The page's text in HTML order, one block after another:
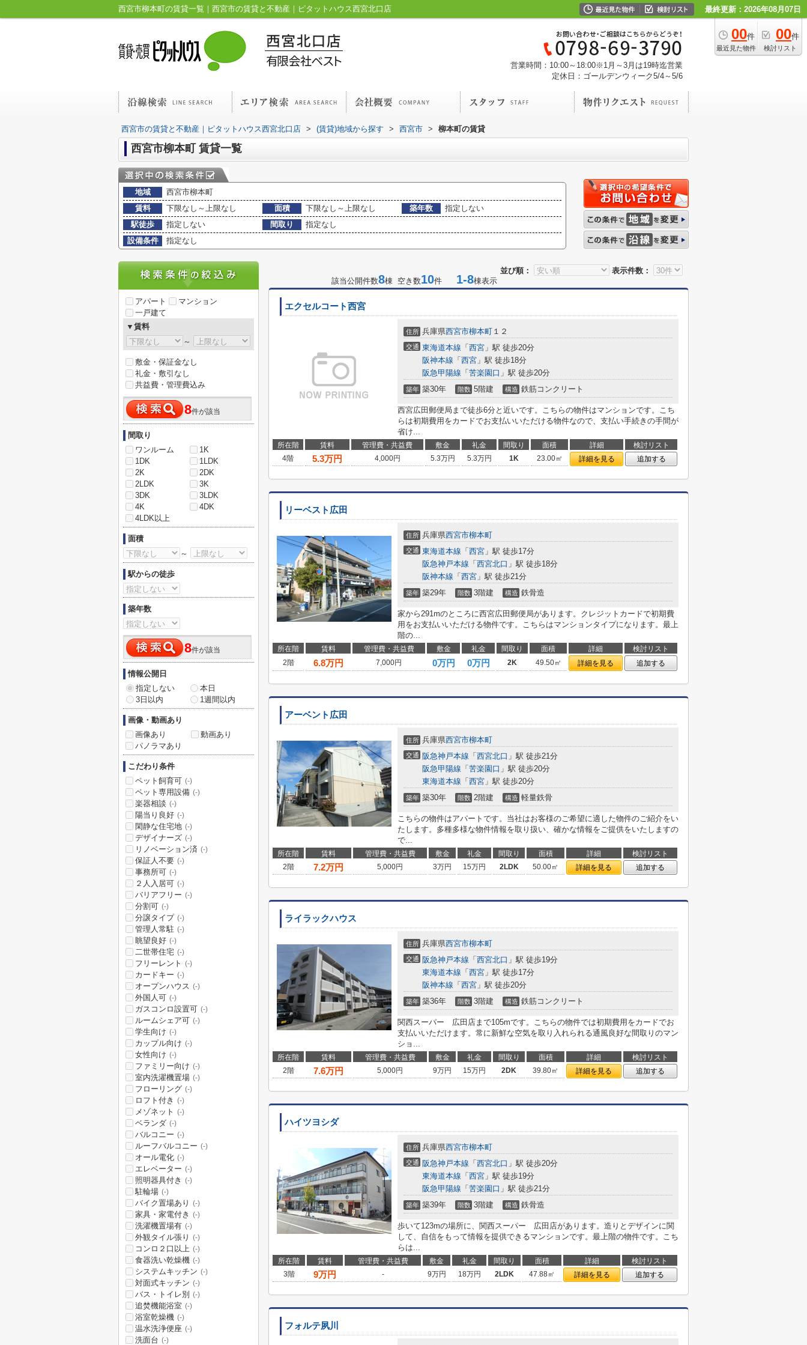
西宮市柳本町の賃貸一覧｜西宮市の賃貸と不動産｜ピタットハウス西宮北口店 最終更新：2026年08月07日
00件
最近見た物件
00件
検討リスト
営業時間：10:00～18:00※1月～3月は19時迄営業
定休日：ゴールデンウィーク5/4～5/6
西宮市の賃貸と不動産｜ピタットハウス西宮北口店 > (賃貸)地域から探す > 西宮市 > 柳本町の賃貸
西宮市柳本町 賃貸一覧
地域
西宮市柳本町
賃料
下限なし～上限なし 面積 下限なし～上限なし 築年数
指定しない
駅徒歩
指定しない 間取り
指定なし
設備条件
指定なし
並び順：
表示件数：
該当公開件数8棟 空き数10件 1-8棟表示
エクセルコート西宮
住所 兵庫県西宮市柳本町 １２
交通 東海道本線 「 西宮 」駅 徒歩20分
阪神本線 「 西宮 」駅 徒歩18分
阪急甲陽線 「 苦楽園口 」駅 徒歩20分
築年 築30年 階数 5階建 構造 鉄筋コンクリート
西宮広田郵便局まで徒歩6分と近いです。こちらの物件はマンションです。こち
らは初期費用をカードでお支払いいただける物件なので、支払い手続きの手間が
省け...
所在階 賃料 管理費・共益費 敷金 礼金 間取り 面積 詳細
検討リスト
4階
5.3万円 4,000円 5.3万円 5.3万円 1K 23.00㎡ 詳細を見る 追加する
リーベスト広田
住所 兵庫県西宮市柳本町
交通 東海道本線 「 西宮 」駅 徒歩17分
阪急神戸本線 「 西宮北口 」駅 徒歩18分
阪神本線 「 西宮 」駅 徒歩21分
築年 築29年 階数 3階建 構造 鉄骨造
家から291mのところに西宮広田郵便局があります。クレジットカードで初期費
用をお支払いいただける物件です。こちらはマンションタイプになります。最上
階の...
所在階 賃料 管理費・共益費 敷金 礼金 間取り 面積 詳細
検討リスト
2階
6.8万円 7,000円 0万円 0万円 2K 49.50㎡ 詳細を見る 追加する
アーベント広田
住所 兵庫県西宮市柳本町
交通 阪急神戸本線 「 西宮北口 」駅 徒歩21分
阪急甲陽線 「 苦楽園口 」駅 徒歩20分
東海道本線 「 西宮 」駅 徒歩20分
築年 築30年 階数 2階建 構造 軽量鉄骨
こちらの物件はアパートです。当社はお客様のご希望に適した物件のご紹介をい
たします。多種多様な物件情報を取り扱い、確かな情報をご提供をいたしますの
で...
所在階 賃料 管理費・共益費 敷金 礼金 間取り 面積 詳細
検討リスト
2階
7.2万円 5,000円 3万円 15万円 2LDK 50.00㎡ 詳細を見る 追加する
ライラックハウス
住所 兵庫県西宮市柳本町
交通 阪急神戸本線 「 西宮北口 」駅 徒歩19分
東海道本線 「 西宮 」駅 徒歩17分
阪神本線 「 西宮 」駅 徒歩20分
築年 築36年 階数 3階建 構造 鉄筋コンクリート
関西スーパー 広田店まで105mです。こちらの物件では初期費用をカードでお
支払いいただけます。常に新鮮な空気を取り入れられる通風良好な間取りのマン
ショ...
所在階 賃料 管理費・共益費 敷金 礼金 間取り 面積 詳細
検討リスト
2階
7.6万円 5,000円 9万円 15万円 2DK 39.80㎡ 詳細を見る 追加する
ハイツヨシダ
住所 兵庫県西宮市柳本町
交通 阪急神戸本線 「 西宮北口 」駅 徒歩20分
東海道本線 「 西宮 」駅 徒歩19分
阪急甲陽線 「 苦楽園口 」駅 徒歩21分
築年 築39年 階数 3階建 構造 鉄骨造
歩いて123mの場所に、関西スーパー 広田店があります。造りとデザインに関
して、自信をもって情報を提供できるマンションです。最上階の物件です。こち
らは...
所在階 賃料 管理費・共益費 敷金 礼金 間取り 面積 詳細
検討リスト
3階
9万円 - 9万円 18万円 2LDK 47.88㎡ 詳細を見る 追加する
フォルテ夙川
アパート
マンション
一戸建て
▼賃料
～
敷金・保証金なし
礼金・敷引なし
共益費・管理費込み
8件が該当
間取り
ワンルーム
1K
1DK
1LDK
2K
2DK
2LDK
3K
3DK
3LDK
4K
4DK
4LDK以上
面積
～
駅からの徒歩
築年数
8件が該当
情報公開日
指定しない
本日
3日以内
1週間以内
画像・動画あり
画像あり
動画あり
パノラマあり
こだわり条件
ペット飼育可 (-)
ペット専用設備 (-)
楽器相談 (-)
陽当り良好 (-)
閑静な住宅地 (-)
デザイナーズ (-)
リノベーション済 (-)
保証人不要 (-)
事務所可 (-)
２人入居可 (-)
バリアフリー (-)
分割可 (-)
分譲タイプ (-)
管理人常駐 (-)
眺望良好 (-)
二世帯住宅 (-)
フリーレント (-)
カードキー (-)
オープンハウス (-)
外国人可 (-)
ガスコンロ設置可 (-)
ルームシェア可 (-)
学生向け (-)
カップル向け (-)
女性向け (-)
ファミリー向け (-)
室内洗濯機置場 (-)
フローリング (-)
ロフト付き (-)
メゾネット (-)
ベランダ (-)
バルコニー (-)
ルーフバルコニー (-)
オール電化 (-)
エレベーター (-)
照明器具付き (-)
駐輪場 (-)
バイク置場あり (-)
家具・家電付き (-)
洗濯機置場有 (-)
外観タイル張り (-)
コンロ２口以上 (-)
食器洗い乾燥機 (-)
システムキッチン (-)
対面式キッチン (-)
バス・トイレ別 (-)
追焚機能浴室 (-)
浴室乾燥機 (-)
温水洗浄便座 (-)
洗面台 (-)